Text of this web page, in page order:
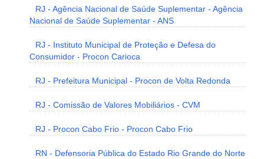
RJ - Agência Nacional de Saúde Suplementar - Agência
Nacional de Saúde Suplementar - ANS
RJ - Instituto Municipal de Proteção e Defesa do
Consumidor - Procon Carioca
RJ - Prefeitura Municipal - Procon de Volta Redonda
RJ - Comissão de Valores Mobiliários - CVM
RJ - Procon Cabo Frio - Procon Cabo Frio
RN - Defensoria Pública do Estado Rio Grande do Norte